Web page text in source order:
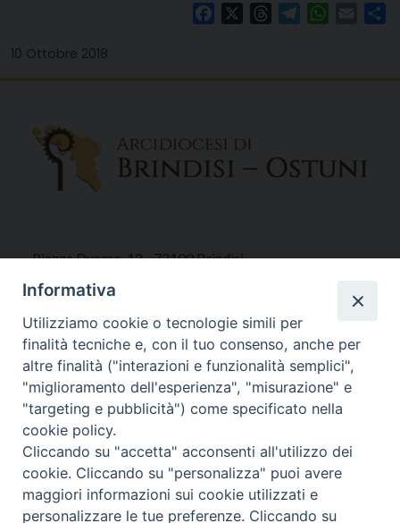
FacebookThreadsTelegram Email
10 Ottobre 2018
Piazza Duomo, 12 - 72100 Brindisi
Tel 0831.521958
Fax 0831.528315
Orari Curia
Mar. / Mer. / Giov. ore 9 - 13
nei mesi estivi solo Martedì ore 9 - 13
WebMail
Informativa
Utilizziamo cookie o tecnologie simili per
finalità tecniche e, con il tuo consenso, anche per
altre finalità ("interazioni e funzionalità semplici",
"miglioramento dell'esperienza", "misurazione" e
"targeting e pubblicità") come specificato nella
cookie policy.
Cliccando su "accetta" acconsenti all'utilizzo dei
cookie. Cliccando su "personalizza" puoi avere
maggiori informazioni sui cookie utilizzati e
personalizzare le tue preferenze. Cliccando su